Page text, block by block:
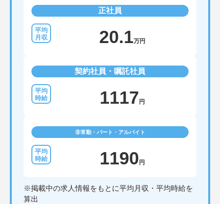
正社員
20.1万円
契約社員・嘱託社員
1117 円
非常勤・パート・アルバイト
1190 円
※掲載中の求人情報をもとに平均月収・平均時給を
算出